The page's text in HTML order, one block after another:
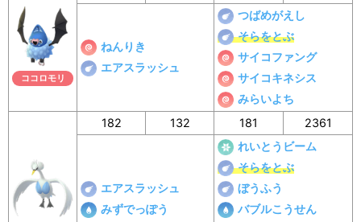
ココロモリ
ねんりき
エアスラッシュ
つばめがえし
そらをとぶ
サイコファング
サイコキネシス
みらいよち
182 132 181 2361
エアスラッシュ
みずでっぽう
れいとうビーム
そらをとぶ
ぼうふう
バブルこうせん